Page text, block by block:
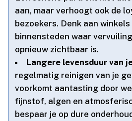
aan, maar verhoogt ook de
bezoekers.​ Denk aan
binnensteden waar
opnieuw zichtbaar is.​
Langere levensduur van
regelmatig reinigen van je
voorkomt aantasting door
fijnstof, algen en
bespaar je op dure